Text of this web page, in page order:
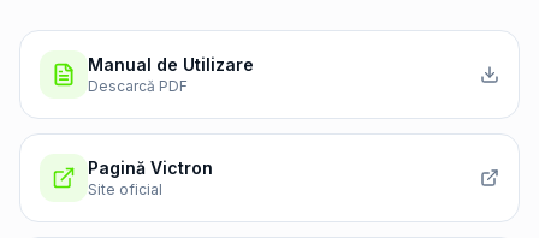
Manual de Utilizare
Descarcă PDF
Pagină Victron
Site oficial